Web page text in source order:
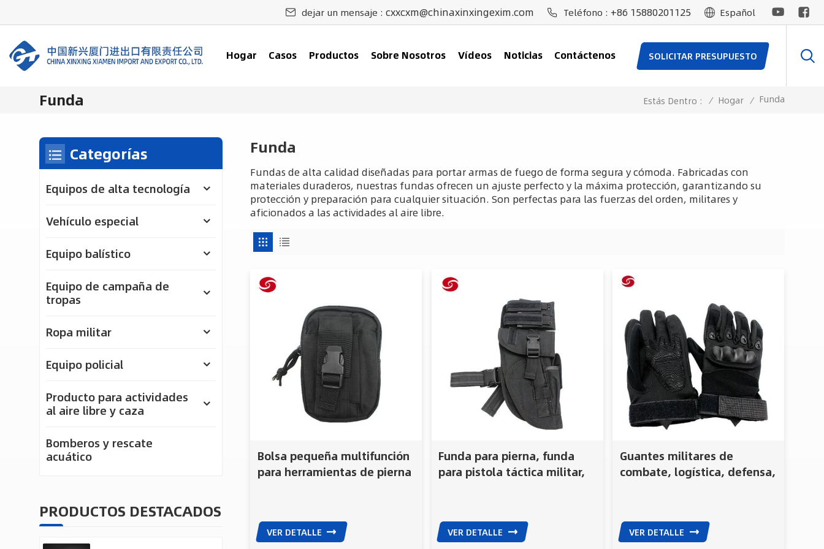
dejar un mensaje : cxxcxm@chinaxinxingexim.com Teléfono : +86 15880201125 Español
Hogar Casos Productos Sobre Nosotros Vídeos Noticias Contáctenos SOLICITAR PRESUPUESTO
Funda Estás Dentro : / Hogar / Funda
Funda
Fundas de alta calidad diseñadas para portar armas de fuego de forma segura y cómoda. Fabricadas con
materiales duraderos, nuestras fundas ofrecen un ajuste perfecto y la máxima protección, garantizando su
protección y preparación para cualquier situación. Son perfectas para las fuerzas del orden, militares y
aficionados a las actividades al aire libre.
Bolsa pequeña multifunción
para herramientas de pierna
VER DETALLE
Funda para pierna, funda
para pistola táctica militar,
VER DETALLE
Guantes militares de
combate, logística, defensa,
tácticos, para caza,
equitación, ciclismo,
VER DETALLE
Categorías
Equipos de alta tecnología
Vehículo especial
Equipo balístico
Equipo de campaña de
tropas
Ropa militar
Equipo policial
Producto para actividades
al aire libre y caza
Bomberos y rescate
acuático
PRODUCTOS DESTACADOS